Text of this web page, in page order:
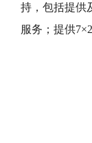
持，包括提供
服务；提供